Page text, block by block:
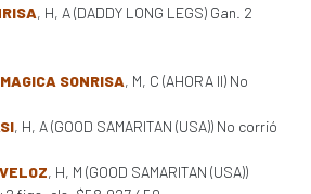
, H, A (DADDY LONG LEGS) Gan. 2
SONRISA, M, C (AHORA II) No
, H, A (GOOD SAMARITAN (USA)) No corrió
, H, M (GOOD SAMARITAN (USA))